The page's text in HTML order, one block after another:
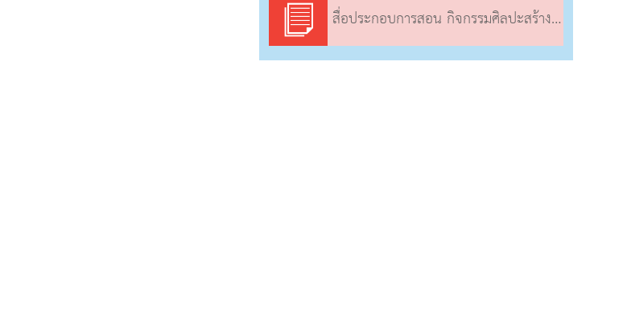
สื่อประกอบการสอน กิจกรรมศิลปะสร้างสรรค์/กิจกรรมเล่นตามมุม